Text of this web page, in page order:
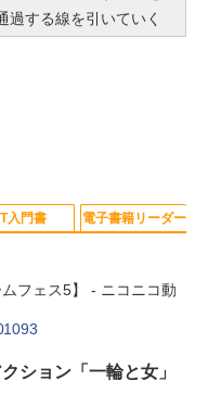
過する線を引いていく
Neo A18 Pr
インチノートブッ
ィスプレイ、8GBメ
カード - 800 Robux
ャルアイテムを含
| オンラインコード版
入門書
ート公式テキスト 第
電子書籍リーダー
シグニチャー
(32GB) 7インチディ
12週間持続バッテリ
フェス5】 - ニコニコ動
ション「一輪と女」